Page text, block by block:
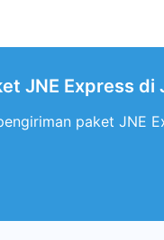
JNE Express di
paket JNE